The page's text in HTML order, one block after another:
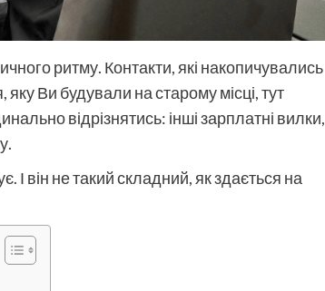
ритму. Контакти, які накопичувались
Ви будували на старому місці, тут
відрізнятись: інші зарплатні вилки,
він не такий складний, як здається на